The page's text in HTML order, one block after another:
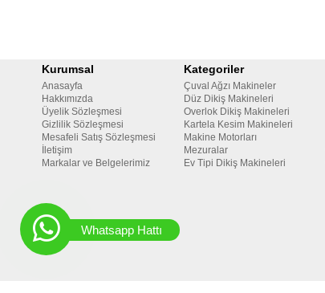
Kurumsal
Anasayfa
Hakkımızda
Üyelik Sözleşmesi
Gizlilik Sözleşmesi
Mesafeli Satış Sözleşmesi
İletişim
Markalar ve Belgelerimiz
Kategoriler
Çuval Ağzı Makineler
Düz Dikiş Makineleri
Overlok Dikiş Makineleri
Kartela Kesim Makineleri
Makine Motorları
Mezuralar
Ev Tipi Dikiş Makineleri
Whatsapp Hattı